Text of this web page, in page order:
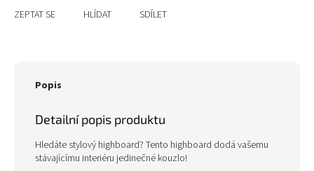
ZEPTAT SE HLÍDAT SDÍLET
Popis
Detailní popis produktu
Hledáte stylový highboard? Tento highboard dodá vašemu
stávajícímu interiéru jedinečné kouzlo!